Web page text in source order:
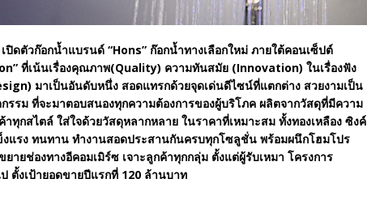
ดตัวก๊อกน้ำแบรนด์ “Hons” ก๊อกน้ำทางเลือกใหม่ ภายใต้คอนเซ็ปต์
ที่เน้นเรื่องคุณภาพ(Quality) ความทันสมัย (Innovation) ในเรื่องฟัง
มาเป็นอันดับหนึ่ง สอดแทรกด้วยจุดเด่นดีไซน์ที่แตกต่าง สวยงามเป็น
รรม ที่จะมาตอบสนองทุกความต้องการของผู้บริโภค ผลิตจากวัสดุที่มีความ
ทุกสไตล์ ใส่ใจด้วยวัสดุหลากหลาย ในราคาที่เหมาะสม ทั้งทองเหลือง ซิงค์
แรง ทนทาน ทำงานสอดประสานกันครบทุกโซลูชั่น พร้อมผนึกโฮมโปร
ายช่องทางอีคอมเมิร์ซ เจาะลูกค้าทุกกลุ่ม ตั้งแต่ผู้รับเหมา โครงการ
ตั้งเป้ายอดขายปีแรกที่ 120 ล้านบาท